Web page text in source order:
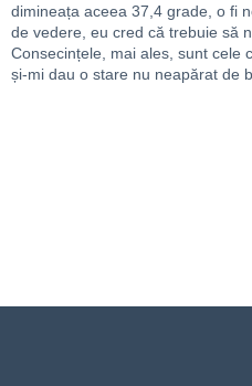
dimineața aceea 37,4 grade, o fi
de vedere, eu cred că trebuie să
Consecințele, mai ales, sunt cele
și-mi dau o stare nu neapărat de